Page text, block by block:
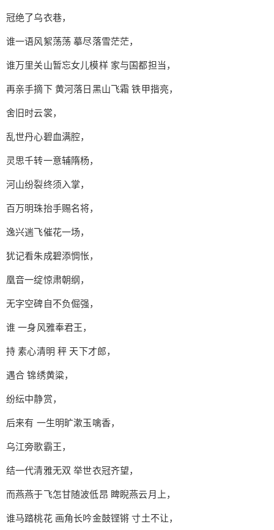
冠绝了乌衣巷，
谁一语风絮荡荡 摹尽落雪茫茫，
谁万里关山暂忘女儿模样 家与国都担当，
再亲手摘下 黄河落日黑山飞霜 铁甲揩亮，
舍旧时云裳，
乱世丹心碧血满腔，
灵思千转一意辅隋杨，
河山纷裂终须入掌，
百万明珠抬手赐名将，
逸兴遄飞催花一场，
犹记看朱成碧添惆怅，
凰音一绽惊肃朝纲，
无字空碑自不负倔强，
谁 一身风雅奉君王，
持 素心清明 秤 天下才郎，
遇合 锦绣黄粱，
纷纭中静赏，
后来有 一生明旷漱玉噙香，
乌江旁歌霸王，
结一代清雅无双 举世衣冠齐望，
而燕燕于飞怎甘随波低昂 睥睨燕云月上，
谁马踏桃花 画角长吟金鼓铿锵 寸土不让，